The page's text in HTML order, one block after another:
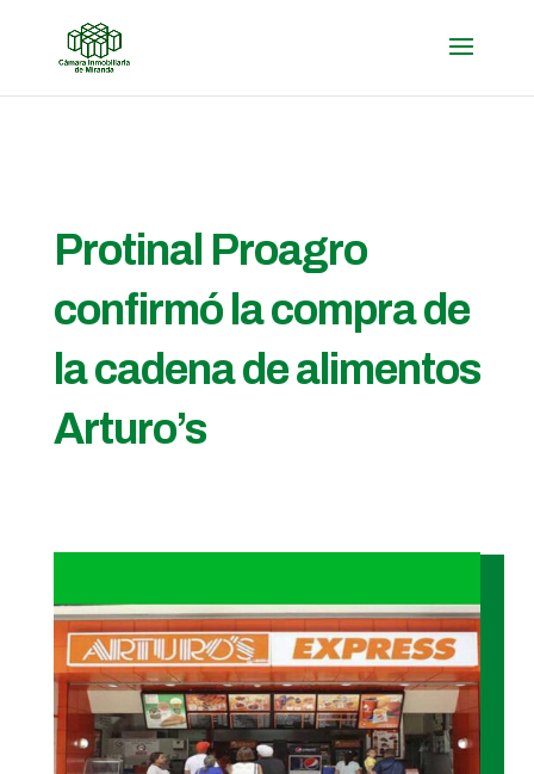
Protinal Proagro
confirmó la compra de
la cadena de alimentos
Arturo’s